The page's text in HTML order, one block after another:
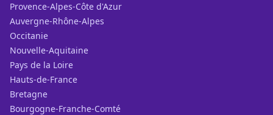
Provence-Alpes-Côte d'Azur
Auvergne-Rhône-Alpes
Occitanie
Nouvelle-Aquitaine
Pays de la Loire
Hauts-de-France
Bretagne
Bourgogne-Franche-Comté